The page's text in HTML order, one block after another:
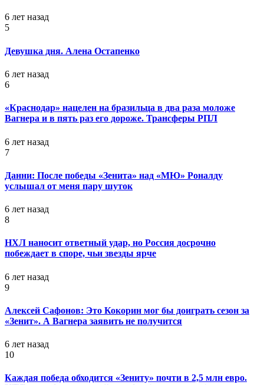
6 лет назад
5
Девушка дня. Алена Остапенко
6 лет назад
6
«Краснодар» нацелен на бразильца в два раза моложе
Вагнера и в пять раз его дороже. Трансферы РПЛ
6 лет назад
7
Данни: После победы «Зенита» над «МЮ» Роналду
услышал от меня пару шуток
6 лет назад
8
НХЛ наносит ответный удар, но Россия досрочно
побеждает в споре, чьи звезды ярче
6 лет назад
9
Алексей Сафонов: Это Кокорин мог бы доиграть сезон за
«Зенит». А Вагнера заявить не получится
6 лет назад
10
Каждая победа обходится «Зениту» почти в 2,5 млн евро.